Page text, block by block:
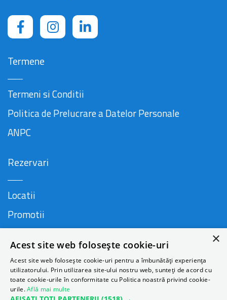
Termene
Termeni si Conditii
Politica de Prelucrare a Datelor Personale
ANPC
Rezervari
Locatii
Promotii
Companie
Contact
×
Acest site web folosește cookie-uri
Acest site web folosește cookie-uri pentru a îmbunătăți experiența
utilizatorului. Prin utilizarea site-ului nostru web, sunteți de acord cu
toate cookie-urile în conformitate cu Politica noastră privind cookie-
urile.Află mai multe